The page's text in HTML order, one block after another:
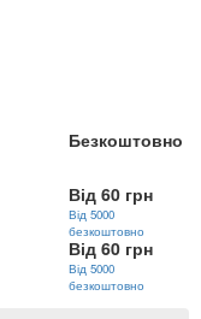
Безкоштовно
Від 60 грн
Від 5000
безкоштовно
Від 60 грн
Від 5000
безкоштовно